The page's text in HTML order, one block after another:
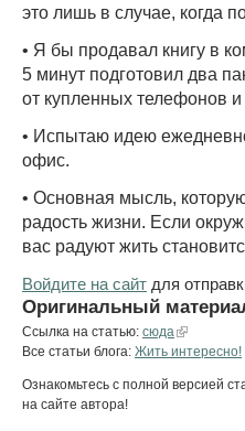
это лишь в случае, когда
• Я бы продавал книгу в
5 минут подготовил два
от купленных телефонов и
• Испытаю идею
офис.
• Основная мысль,
радость жизни. Если
вас радуют жить
Войдите на сайт для
Оригинальный
Ссылка на статью: сюда
Все статьи блога: Жить интересно!
Ознакомьтесь с полной версией
на сайте автора!